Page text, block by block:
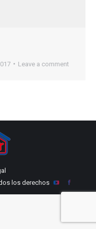
Leave a comment
los derechos YouTubeFacebook